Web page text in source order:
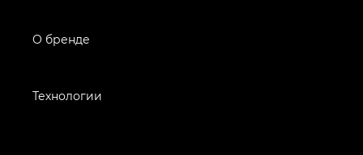
О бренде
Технологии